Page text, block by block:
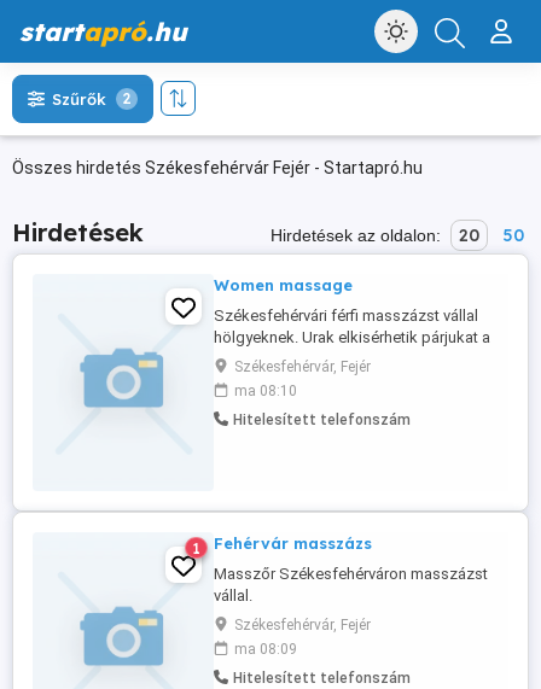
startapró.hu
Összes hirdetés Székesfehérvár Fejér - Startapró.hu
Szűrők 2
Hirdetések Hirdetések az oldalon: 20 50
Women massage
Székesfehérvári férfi masszázst vállal
hölgyeknek. Urak elkisérhetik párjukat a
masszázsra.
Székesfehérvár, Fejér
ma 08:10
Hitelesített telefonszám
1 Fehérvár masszázs
Masszőr Székesfehérváron masszázst
vállal.
Székesfehérvár, Fejér
ma 08:09
Hitelesített telefonszám